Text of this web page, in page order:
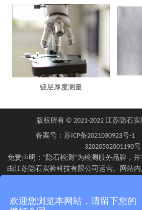
版权所有 © 2021-2022 江苏隐石实
备案号： 苏ICP备2021030923号-1
32020502001190号
免责声明：“隐石检测”为检测服务品牌，
由江苏隐石实验科技有限公司运营。网站
石检验检测有限公司、四川隐石检验检测
校验有限公司在资质认定能力范围内具体
欢迎您浏览本网站，请留下您的